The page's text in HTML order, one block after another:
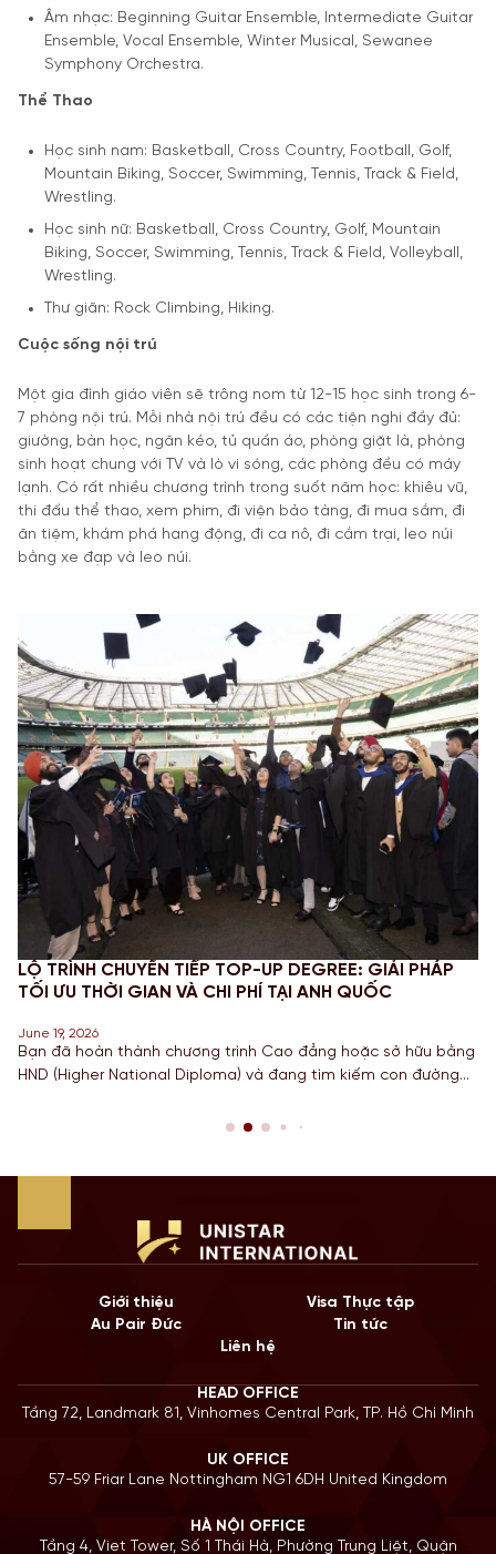
Âm nhạc: Beginning Guitar Ensemble, Intermediate Guitar
Ensemble, Vocal Ensemble, Winter Musical, Sewanee
Symphony Orchestra.
Thể Thao
Học sinh nam: Basketball, Cross Country, Football, Golf,
Mountain Biking, Soccer, Swimming, Tennis, Track & Field,
Wrestling.
Học sinh nữ: Basketball, Cross Country, Golf, Mountain
Biking, Soccer, Swimming, Tennis, Track & Field, Volleyball,
Wrestling.
Thư giãn: Rock Climbing, Hiking.
Cuộc sống nội trú
Một gia đình giáo viên sẽ trông nom từ 12-15 học sinh trong 6-
7 phòng nội trú. Mỗi nhà nội trú đều có các tiện nghi đầy đủ:
giường, bàn học, ngăn kéo, tủ quần áo, phòng giặt là, phòng
sinh hoạt chung với TV và lò vi sóng, các phòng đều có máy
lạnh. Có rất nhiều chương trình trong suốt năm học: khiêu vũ,
thi đấu thể thao, xem phim, đi viện bảo tàng, đi mua sắm, đi
ăn tiệm, khám phá hang động, đi ca nô, đi cắm trại, leo núi
bằng xe đạp và leo núi.
LỘ TRÌNH CHUYỂN TIẾP TOP-UP DEGREE: GIẢI PHÁP
TỐI ƯU THỜI GIAN VÀ CHI PHÍ TẠI ANH QUỐC
June 19, 2026
Bạn đã hoàn thành chương trình Cao đẳng hoặc sở hữu bằng
HND (Higher National Diploma) và đang tìm kiếm con đường
Quốc gia có nền giáo dục hàng đầu? Lộ trình chuyển tiếp
Giới thiệu
Visa Thực tập
Au Pair Đức
Tin tức
Liên hệ
HEAD OFFICE
Tầng 72, Landmark 81, Vinhomes Central Park, TP. Hồ Chí Minh
UK OFFICE
57-59 Friar Lane Nottingham NG1 6DH United Kingdom
HÀ NỘI OFFICE
Tầng 4, Viet Tower, Số 1 Thái Hà, Phường Trung Liệt, Quận